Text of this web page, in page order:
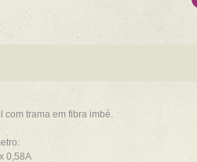
com trama em fibra imbé.
0,58A